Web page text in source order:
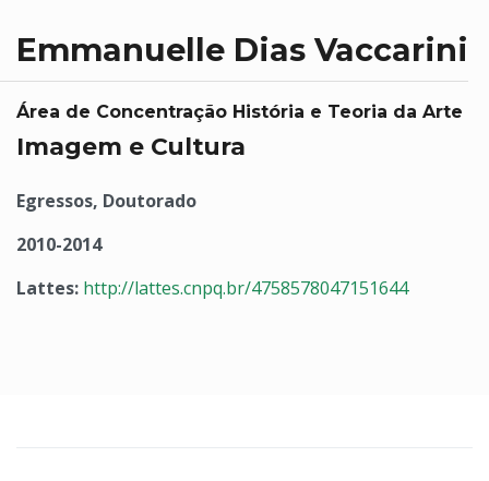
Emmanuelle Dias Vaccarini
Área de Concentração História e Teoria da Arte
Imagem e Cultura
Egressos, Doutorado
2010-2014
Lattes: http://lattes.cnpq.br/4758578047151644